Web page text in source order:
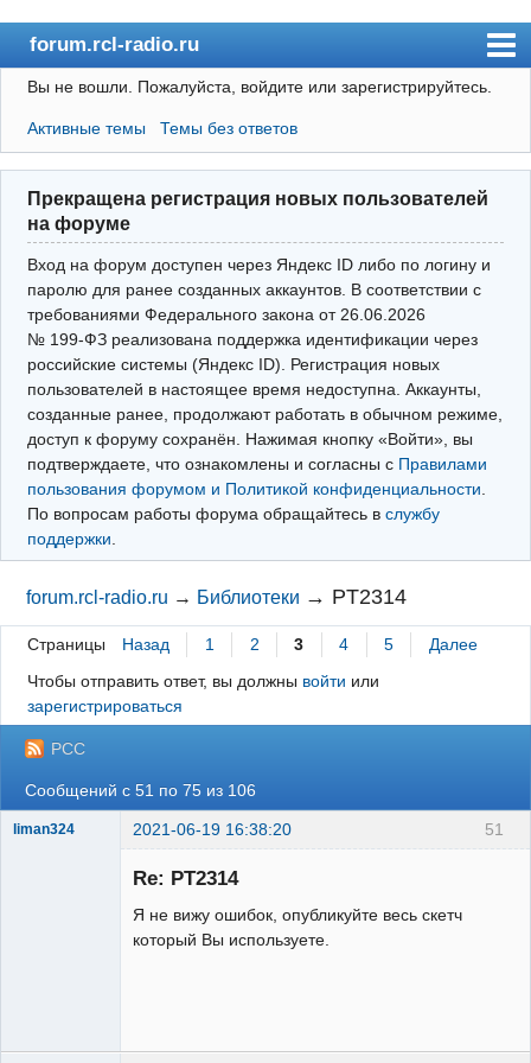
forum.rcl-radio.ru
rcl-radio.ru
Форум
Пользователи
Правила
Поиск
Вход(логин\пароль)
Войти через Яндекс ID
Выйти
Вы не вошли. Пожалуйста, войдите или зарегистрируйтесь.
Активные темы Темы без ответов
Прекращена регистрация новых пользователей
на форуме
Вход на форум доступен через Яндекс ID либо по логину и
паролю для ранее созданных аккаунтов. В соответствии с
требованиями Федерального закона от 26.06.2026
№ 199‑ФЗ реализована поддержка идентификации через
российские системы (Яндекс ID). Регистрация новых
пользователей в настоящее время недоступна. Аккаунты,
созданные ранее, продолжают работать в обычном режиме,
доступ к форуму сохранён. Нажимая кнопку «Войти», вы
подтверждаете, что ознакомлены и согласны с Правилами
пользования форумом и Политикой конфиденциальности
По вопросам работы форума обращайтесь в службу
поддержки
forum.rcl-radio.ru → Библиотеки → PT2314
Страницы Назад 1 2 3 4 5
Далее
Чтобы отправить ответ, вы должны войти или
зарегистрироваться
РСС
Сообщений с 51 по 75 из 106
51
liman324 2021-06-19 16:38:20
Re: PT2314
Я не вижу ошибок, опубликуйте весь скетч
который Вы используете.